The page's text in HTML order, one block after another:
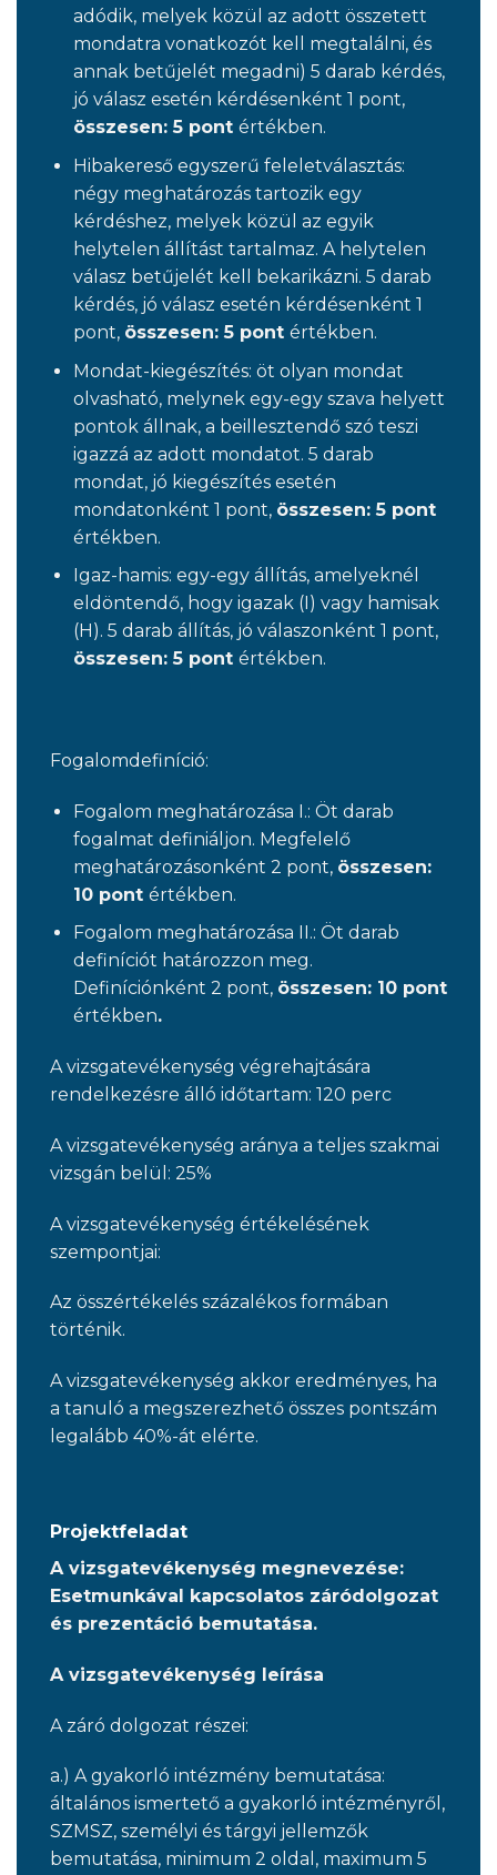
adódik, melyek közül az adott összetett
mondatra vonatkozót kell megtalálni, és
annak betűjelét megadni) 5 darab kérdés,
jó válasz esetén kérdésenként 1 pont,
összesen: 5 pont értékben.
Hibakereső egyszerű feleletválasztás:
négy meghatározás tartozik egy
kérdéshez, melyek közül az egyik
helytelen állítást tartalmaz. A helytelen
válasz betűjelét kell bekarikázni. 5 darab
kérdés, jó válasz esetén kérdésenként 1
pont, összesen: 5 pont értékben.
Mondat-kiegészítés: öt olyan mondat
olvasható, melynek egy-egy szava helyett
pontok állnak, a beillesztendő szó teszi
igazzá az adott mondatot. 5 darab
mondat, jó kiegészítés esetén
mondatonként 1 pont, összesen: 5 pont
értékben.
Igaz-hamis: egy-egy állítás, amelyeknél
eldöntendő, hogy igazak (I) vagy hamisak
(H). 5 darab állítás, jó válaszonként 1 pont,
összesen: 5 pont értékben.
Fogalomdefiníció:
Fogalom meghatározása I.: Öt darab
fogalmat definiáljon. Megfelelő
meghatározásonként 2 pont, összesen:
10 pont értékben.
Fogalom meghatározása II.: Öt darab
definíciót határozzon meg.
Definíciónként 2 pont, összesen: 10 pont
értékben.
A vizsgatevékenység végrehajtására
rendelkezésre álló időtartam: 120 perc
A vizsgatevékenység aránya a teljes szakmai
vizsgán belül: 25%
A vizsgatevékenység értékelésének
szempontjai:
Az összértékelés százalékos formában
történik.
A vizsgatevékenység akkor eredményes, ha
a tanuló a megszerezhető összes pontszám
legalább 40%-át elérte.
Projektfeladat
A vizsgatevékenység megnevezése:
Esetmunkával kapcsolatos záródolgozat
és prezentáció bemutatása.
A vizsgatevékenység leírása
A záró dolgozat részei:
a.) A gyakorló intézmény bemutatása:
általános ismertető a gyakorló intézményről,
SZMSZ, személyi és tárgyi jellemzők
bemutatása, minimum 2 oldal, maximum 5